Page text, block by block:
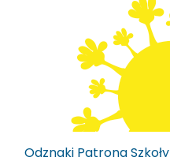
Odznaki Patrona Szkoły